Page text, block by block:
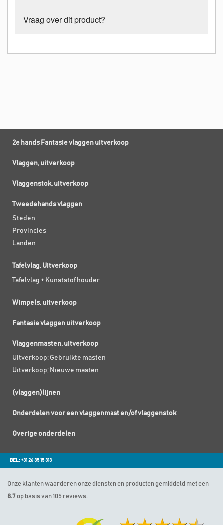
Vraag over dit product?
2e hands Fantasie vlaggen uitverkoop
Vlaggen, uitverkoop
Vlaggenstok, uitverkoop
Tweedehands vlaggen
Steden
Provincies
Landen
Tafelvlag, Uitverkoop
Tafelvlag + Kunststof houder
Wimpels, uitverkoop
Fantasie vlaggen uitverkoop
Vlaggenmasten, uitverkoop
Uitverkoop; Gebruikte masten
Uitverkoop; Nieuwe masten
(vlaggen)lijnen
Onderdelen voor een vlaggenmast en/of vlaggenstok
Overige onderdelen
BEL: +31 26 35 15 313
Onze klanten waarderen onze diensten en producten gemiddeld met een
8.7 op basis van 105 reviews.